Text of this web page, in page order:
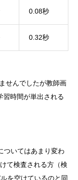
0.08秒
0.32秒
せんでしたが教師画
習時間が単出される
ついてはあまり変わ
て検査される方（検
を空けているのと同